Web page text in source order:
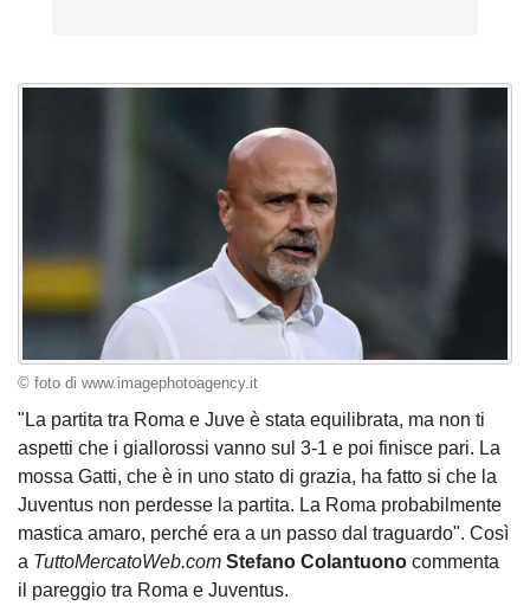
© foto di www.imagephotoagency.it
"La partita tra Roma e Juve è stata equilibrata, ma non ti
aspetti che i giallorossi vanno sul 3-1 e poi finisce pari. La
mossa Gatti, che è in uno stato di grazia, ha fatto si che la
Juventus non perdesse la partita. La Roma probabilmente
mastica amaro, perché era a un passo dal traguardo". Così
a TuttoMercatoWeb.com Stefano Colantuono commenta
il pareggio tra Roma e Juventus.